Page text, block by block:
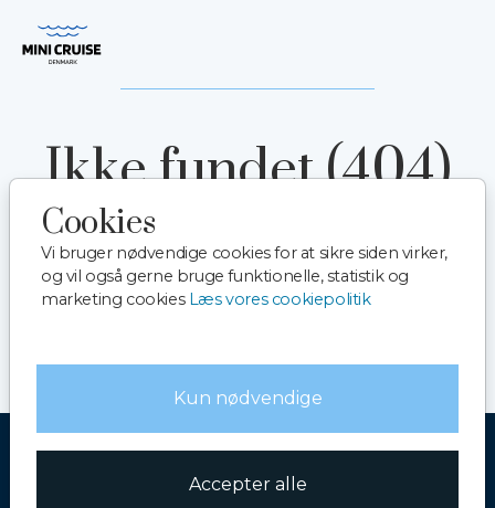
Cookies
Vi bruger nødvendige cookies for at sikre siden virker,
og vil også gerne bruge funktionelle, statistik og
marketing cookies Læs vores cookiepolitik
Kun nødvendige
Accepter alle
Ikke fundet (404)
Siden kan være slettet eller flyttet
Gå tilbage til forside
Betingelser